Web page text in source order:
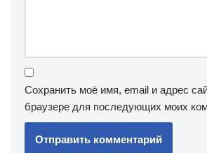
Сохранить моё имя, email и адрес
браузере для последующих моих